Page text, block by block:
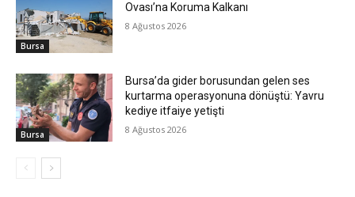
Bursa
Ovası’na Koruma Kalkanı
8 Ağustos 2026
Bursa
Bursa’da gider borusundan gelen ses
kurtarma operasyonuna dönüştü: Yavru
kediye itfaiye yetişti
8 Ağustos 2026